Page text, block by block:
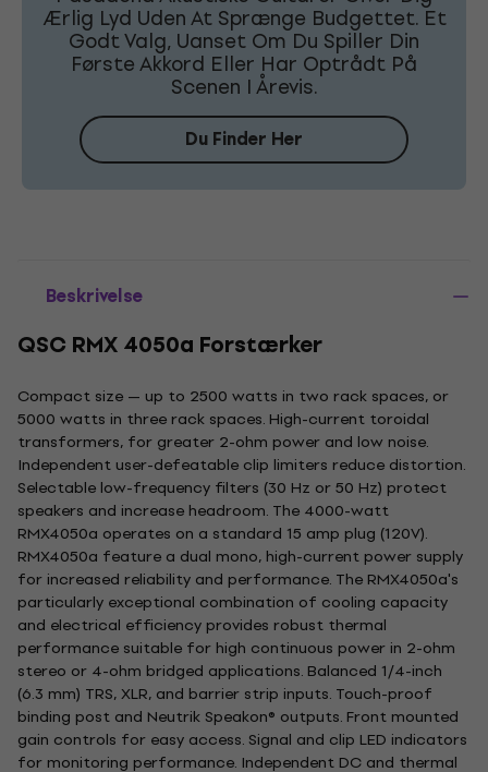
Ærlig Lyd Uden At Sprænge Budgettet. Et
Godt Valg, Uanset Om Du Spiller Din
Første Akkord Eller Har Optrådt På
Scenen I Årevis.
Du Finder Her
Beskrivelse
QSC RMX 4050a Forstærker
Compact size — up to 2500 watts in two rack spaces, or
5000 watts in three rack spaces. High-current toroidal
transformers, for greater 2-ohm power and low noise.
Independent user-defeatable clip limiters reduce distortion.
Selectable low-frequency filters (30 Hz or 50 Hz) protect
speakers and increase headroom. The 4000-watt
RMX4050a operates on a standard 15 amp plug (120V).
RMX4050a feature a dual mono, high-current power supply
for increased reliability and performance. The RMX4050a's
particularly exceptional combination of cooling capacity
and electrical efficiency provides robust thermal
performance suitable for high continuous power in 2-ohm
stereo or 4-ohm bridged applications. Balanced 1/4-inch
(6.3 mm) TRS, XLR, and barrier strip inputs. Touch-proof
binding post and Neutrik Speakon® outputs. Front mounted
gain controls for easy access. Signal and clip LED indicators
for monitoring performance. Independent DC and thermal